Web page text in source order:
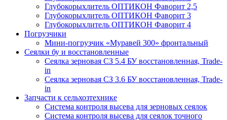
Глубокорыхлитель ОПТИКОН Фаворит 2,5
Глубокорыхлитель ОПТИКОН Фаворит 3
Глубокорыхлитель ОПТИКОН Фаворит 4
Погрузчики
Мини-погрузчик «Муравей 300» фронтальный
Сеялки бу и восстановленные
Сеялка зерновая СЗ 5.4 БУ восстановленная, Trade-
in
Сеялка зерновая СЗ 3.6 БУ восстановленная, Trade-
in
Запчасти к сельхозтехнике
Система контроля высева для зерновых сеялок
Система контроля высева для сеялок точного